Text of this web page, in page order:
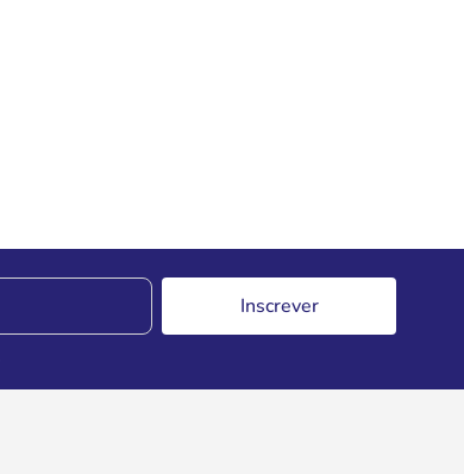
Inscrever